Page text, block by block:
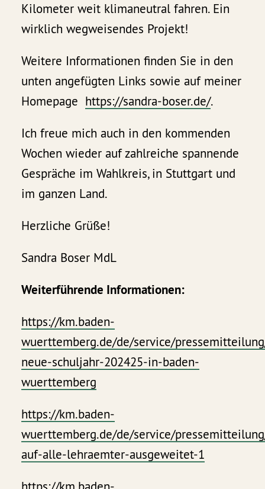
Kilometer weit klimaneutral fahren. Ein
wirklich wegweisendes Projekt!
Weitere Informationen finden Sie in den
unten angefügten Links sowie auf meiner
Homepage https://sandra-boser.de/.
Ich freue mich auch in den kommenden
Wochen wieder auf zahlreiche spannende
Gespräche im Wahlkreis, in Stuttgart und
im ganzen Land.
Herzliche Grüße!
Sandra Boser MdL
Weiterführende Informationen:
https://km.baden-
wuerttemberg.de/de/service/
neue-schuljahr-202425-in-baden-
wuerttemberg
https://km.baden-
wuerttemberg.de/de/service/
auf-alle-lehraemter-ausgeweitet-1